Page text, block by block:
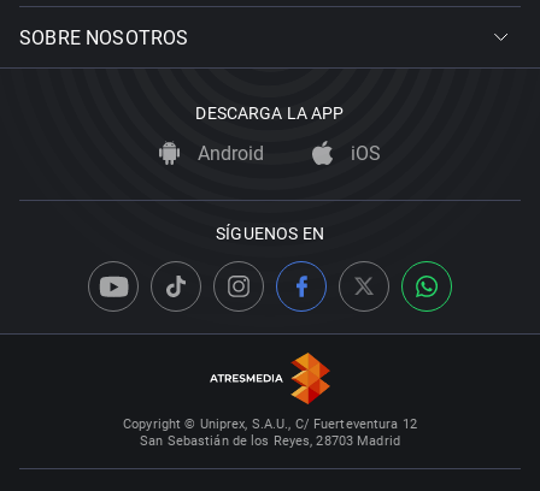
SOBRE NOSOTROS
DESCARGA LA APP
Android iOS
SÍGUENOS EN
Copyright © Uniprex, S.A.U., C/ Fuerteventura 12
San Sebastián de los Reyes, 28703 Madrid